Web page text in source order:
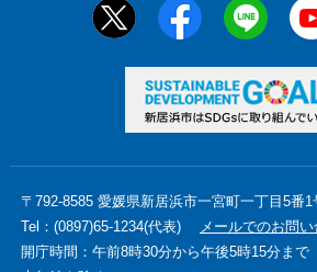
〒792-8585 愛媛県新居浜市一宮町一丁目5番1
Tel：(0897)65-1234(代表)
メールでのお問
開庁時間：午前8時30分から午後5時15分まで